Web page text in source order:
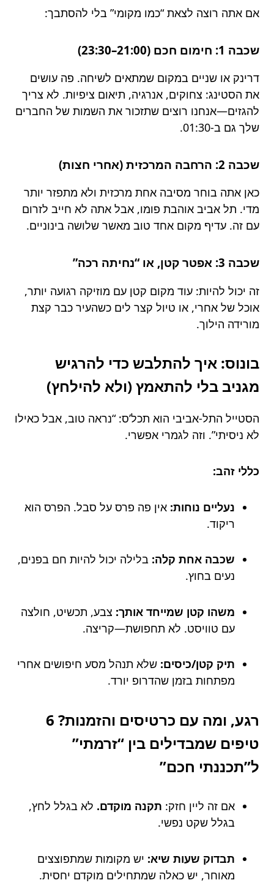
אם אתה רוצה לצאת “כמו מקומי” בלי להסתבך:
שכבה 1: חימום חכם (21:00–23:30)
דרינק או שניים במקום שמתאים לשיחה. פה עושים
את הסטינג: צחוקים, אנרגיה, תיאום ציפיות. לא צריך
להגזים—אנחנו רוצים שתזכור את השמות של החברים
שלך גם ב-01:30.
שכבה 2: הרחבה המרכזית (אחרי חצות)
כאן אתה בוחר מסיבה אחת מרכזית ולא מתפזר יותר
מדי. תל אביב אוהבת פומו, אבל אתה לא חייב לזרום
עם זה. עדיף מקום אחד טוב מאשר שלושה בינוניים.
שכבה 3: אפטר קטן, או “נחיתה רכה”
זה יכול להיות: עוד מקום קטן עם מוזיקה רגועה יותר,
אוכל של אחרי, או טיול קצר לים כשהעיר כבר קצת
מורידה הילוך.
בונוס: איך להתלבש כדי להרגיש
מגניב בלי להתאמץ (ולא להילחץ)
הסטייל התל-אביבי הוא תכל’ס: “נראה טוב, אבל כאילו
לא ניסיתי”. וזה לגמרי אפשרי.
כללי זהב:
נעליים נוחות: אין פה פרס על סבל. הפרס הוא
ריקוד.
שכבה אחת קלה: בלילה יכול להיות חם בפנים,
נעים בחוץ.
משהו קטן שמייחד אותך: צבע, תכשיט, חולצה
עם טוויסט. לא תחפושת—קריצה.
תיק קטן/כיסים: שלא תנהל מסע חיפושים אחרי
מפתחות בזמן שהדרופ יורד.
רגע, ומה עם כרטיסים והזמנות? 6
טיפים שמבדילים בין “זרמתי”
ל”תכננתי חכם”
אם זה ליין חזק: תקנה מוקדם. לא בגלל לחץ,
בגלל שקט נפשי.
תבדוק שעות שיא: יש מקומות שמתפוצצים
מאוחר, יש כאלה שמתחילים מוקדם יחסית.